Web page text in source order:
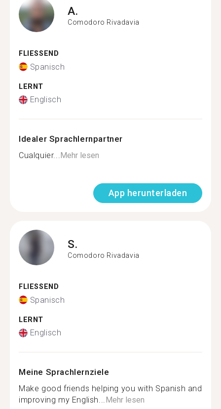
A.
Comodoro Rivadavia
FLIESSEND
Spanisch
LERNT
Englisch
Idealer Sprachlernpartner
Cualquier...Mehr lesen
App herunterladen
S.
Comodoro Rivadavia
FLIESSEND
Spanisch
LERNT
Englisch
Meine Sprachlernziele
Make good friends helping you with Spanish and
improving my English...Mehr lesen